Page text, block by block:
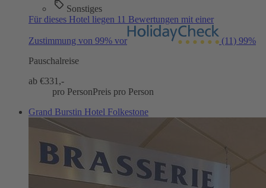
Sonstiges
Für dieses Hotel liegen 11 Bewertungen mit einer
Zustimmung von 99% vor (11) 99%
Pauschalreise
ab €331,-
pro PersonPreis pro Person
Grand Burstin Hotel Folkestone